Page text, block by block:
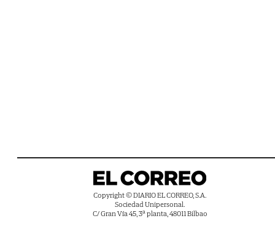
Copyright © DIARIO EL CORREO, S.A.
Sociedad Unipersonal.
C/ Gran Vía 45, 3ª planta, 48011 Bilbao